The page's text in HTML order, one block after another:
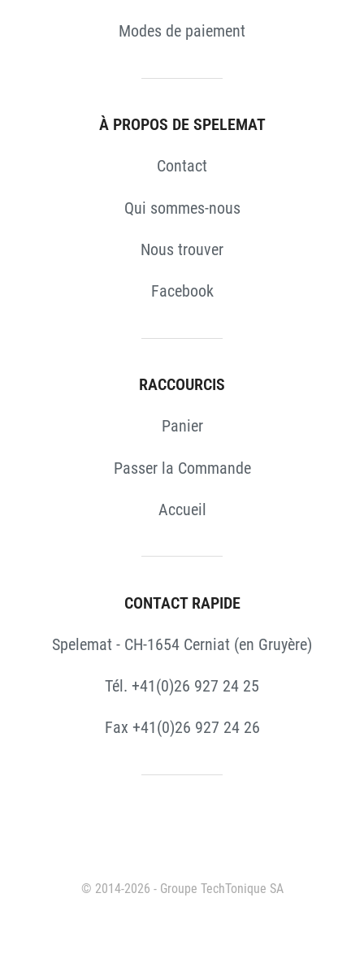
Modes de paiement
À PROPOS DE SPELEMAT
Contact
Qui sommes-nous
Nous trouver
Facebook
RACCOURCIS
Panier
Passer la Commande
Accueil
CONTACT RAPIDE
Spelemat - CH-1654 Cerniat (en Gruyère)
Tél. +41(0)26 927 24 25
Fax +41(0)26 927 24 26
© 2014-2026 - Groupe TechTonique SA